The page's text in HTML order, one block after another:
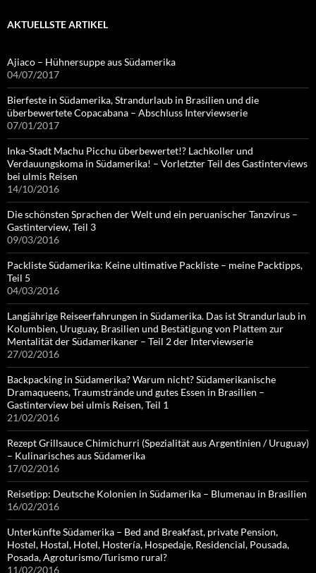
AKTUELLSTE ARTIKEL
Ajiaco – Hühnersuppe aus Südamerika
04/07/2017
Bierfeste in Südamerika, Strandurlaub in Brasilien und die
überbewertete Copacabana – Abschluss Interviewserie
07/01/2017
Inka-Stadt Machu Picchu überbewertet!? Lachkoller und
Verdauungskoma in Südamerika! – Vorletzter Teil des Gastinterviews
bei ulmis Reisen
14/10/2016
Die schönsten Sprachen der Welt und ein peruanischer Tanzvirus –
Gastinterview, Teil 3
09/03/2016
Packliste Südamerika: Keine ultimative Packliste – meine Packtipps,
Teil 5
04/03/2016
Langjährige Reiseerfahrungen in Südamerika. Das ist Strandurlaub in
Kolumbien, Uruguay, Brasilien und Bestätigung von Plattem zur
Mentalität der Südamerikaner – Teil 2 der Interviewserie
27/02/2016
Backpacking in Südamerika? Warum nicht? Südamerikanische
Dramaqueens, Traumstrände und gutes Essen in Brasilien –
Gastinterview bei ulmis Reisen, Teil 1
21/02/2016
Rezept Grillsauce Chimichurri (Spezialität aus Argentinien / Uruguay)
– Kulinarisches aus Südamerika
17/02/2016
Reisetipp: Deutsche Kolonien in Südamerika – Blumenau in Brasilien
16/02/2016
Unterkünfte Südamerika – Bed and Breakfast, private Pension,
Hostel, Hostal, Hotel, Hostería, Hospedaje, Residencial, Pousada,
Posada, Agroturismo/Turismo rural?
11/02/2016